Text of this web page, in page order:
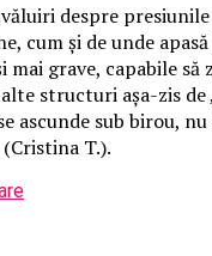
despre
cum și de unde
mai grave, capabile să
structuri așa-zis de
ascunde sub birou,
T.).